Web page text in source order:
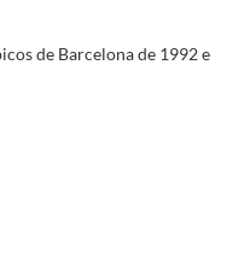
de Barcelona de 1992 e